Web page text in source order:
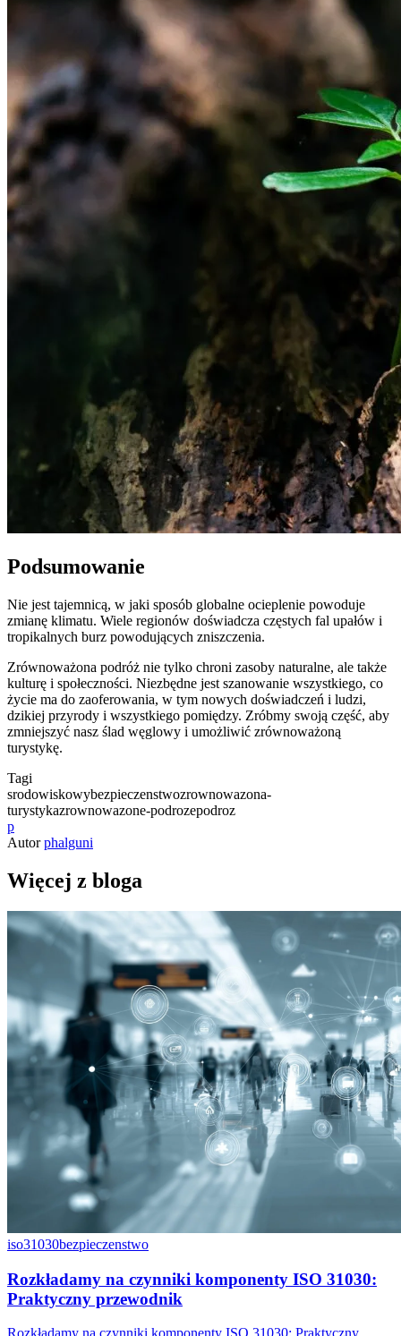
Podsumowanie
Nie jest tajemnicą, w jaki sposób globalne ocieplenie powoduje
zmianę klimatu. Wiele regionów doświadcza częstych fal upałów i
tropikalnych burz powodujących zniszczenia.
Zrównoważona podróż nie tylko chroni zasoby naturalne, ale także
kulturę i społeczności. Niezbędne jest szanowanie wszystkiego, co
życie ma do zaoferowania, w tym nowych doświadczeń i ludzi,
dzikiej przyrody i wszystkiego pomiędzy. Zróbmy swoją część, aby
zmniejszyć nasz ślad węglowy i umożliwić zrównoważoną
turystykę.
Tagi
srodowiskowybezpieczenstwozrownowazona-
turystykazrownowazone-podrozepodroz
p
Autor phalguni
Więcej z bloga
iso31030bezpieczenstwo
Rozkładamy na czynniki komponenty ISO 31030:
Praktyczny przewodnik